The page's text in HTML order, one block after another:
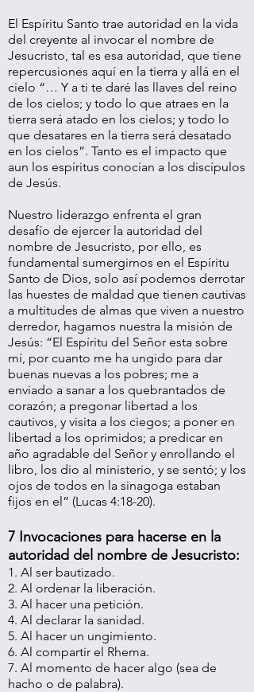
El Espíritu Santo trae autoridad en la vida
del creyente al invocar el nombre de
Jesucristo, tal es esa autoridad, que tiene
repercusiones aquí en la tierra y allá en el
cielo “… Y a ti te daré las llaves del reino
de los cielos; y todo lo que atraes en la
tierra será atado en los cielos; y todo lo
que desatares en la tierra será desatado
en los cielos”. Tanto es el impacto que
aun los espíritus conocían a los discípulos
de Jesús.
Nuestro liderazgo enfrenta el gran
desafío de ejercer la autoridad del
nombre de Jesucristo, por ello, es
fundamental sumergirnos en el Espíritu
Santo de Dios, solo así podemos derrotar
las huestes de maldad que tienen cautivas
a multitudes de almas que viven a nuestro
derredor, hagamos nuestra la misión de
Jesús: “El Espíritu del Señor esta sobre
mí, por cuanto me ha ungido para dar
buenas nuevas a los pobres; me a
enviado a sanar a los quebrantados de
corazón; a pregonar libertad a los
cautivos, y visita a los ciegos; a poner en
libertad a los oprimidos; a predicar en
año agradable del Señor y enrollando el
libro, los dio al ministerio, y se sentó; y los
ojos de todos en la sinagoga estaban
fijos en el” (Lucas 4:18-20).
7 Invocaciones para hacerse en la
autoridad del nombre de Jesucristo:
1. Al ser bautizado.
2. Al ordenar la liberación.
3. Al hacer una petición.
4. Al declarar la sanidad.
5. Al hacer un ungimiento.
6. Al compartir el Rhema.
7. Al momento de hacer algo (sea de
hacho o de palabra).